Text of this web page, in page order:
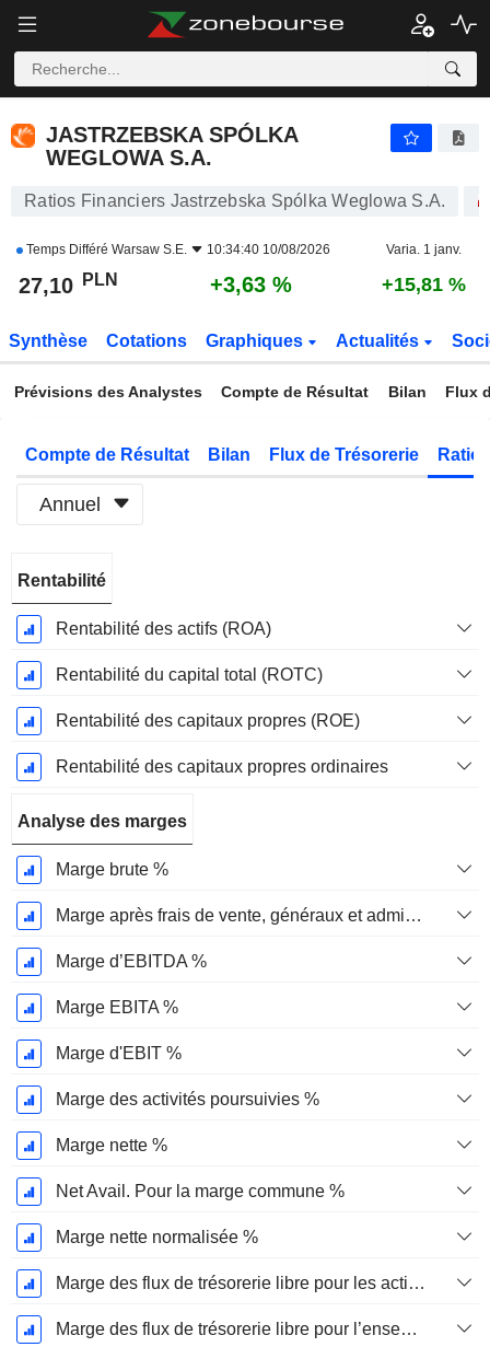
JASTRZEBSKA SPÓLKA
WEGLOWA S.A.
Ratios Financiers Jastrzebska Spólka Weglowa S.A.
Temps Différé Warsaw S.E. 10:34:40 10/08/2026 Varia. 1 janv.
27,10 PLN +3,63 % +15,81 %
Synthèse Cotations Graphiques Actualités
Prévisions des Analystes Compte de Résultat Bilan Flux
Compte de Résultat Bilan Flux de Trésorerie
Annuel
Fiscale:
Décembre
Rentabilité
Rentabilité des actifs (ROA)
Rentabilité du capital total (ROTC)
Rentabilité des capitaux propres (ROE)
Rentabilité des capitaux propres ordinaires
Analyse des marges
Marge brute %
Marge après frais de vente, généraux et administratifs %
Marge d’EBITDA %
Marge EBITA %
Marge d'EBIT %
Marge des activités poursuivies %
Marge nette %
Net Avail. Pour la marge commune %
Marge nette normalisée %
Marge des flux de trésorerie libre pour les actionnaires
Marge des flux de trésorerie libre pour l’ensemble des pourvoyeurs de fonds